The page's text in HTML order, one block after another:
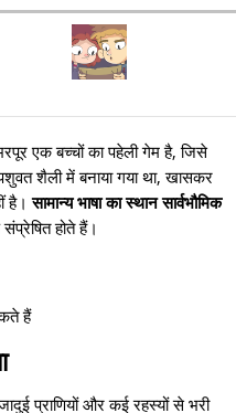
एक बच्चों का पहेली गेम है, जिसे
शैली में बनाया गया था, खासकर
है।सामान्य भाषा का स्थान सार्वभौमिक
होते हैं।
हैं
प्राणियों और कई रहस्यों से भरी